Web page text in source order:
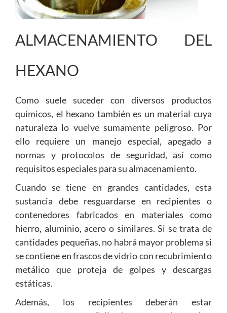
ALMACENAMIENTO DEL
HEXANO
Como suele suceder con diversos productos
químicos, el hexano también es un material cuya
naturaleza lo vuelve sumamente peligroso. Por
ello requiere un manejo especial, apegado a
normas y protocolos de seguridad, así como
requisitos especiales para su almacenamiento.
Cuando se tiene en grandes cantidades, esta
sustancia debe resguardarse en recipientes o
contenedores fabricados en materiales como
hierro, aluminio, acero o similares. Si se trata de
cantidades pequeñas, no habrá mayor problema si
se contiene en frascos de vidrio con recubrimiento
metálico que proteja de golpes y descargas
estáticas.
Además, los recipientes deberán estar